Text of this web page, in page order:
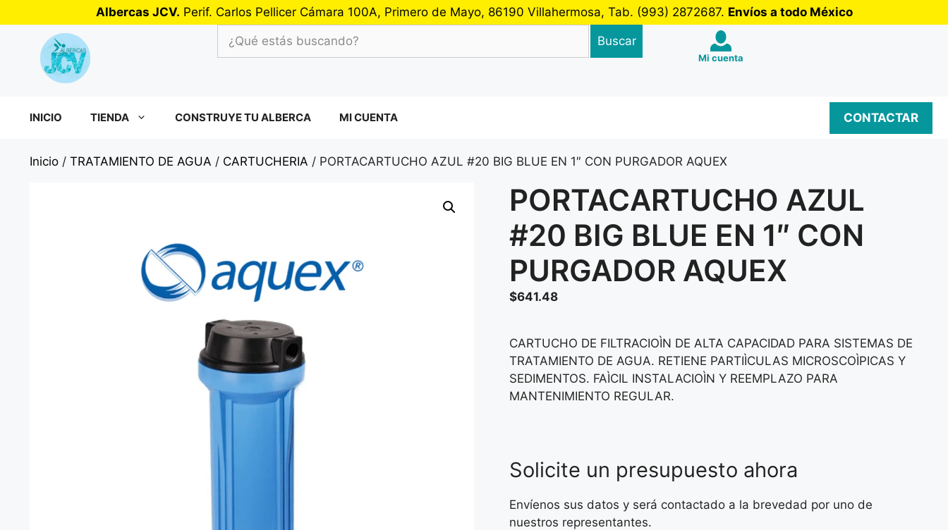
al
contenido
Albercas JCV. Perif. Carlos Pellicer Cámara 100A, Primero de Mayo, 86190 Villahermosa, Tab. (993) 2872687. Envíos a todo México
¿Qué
estás
Buscar
Mi cuenta
INICIO TIENDA CONSTRUYE TU ALBERCA MI CUENTA CONTACTAR
Inicio / TRATAMIENTO DE AGUA / CARTUCHERIA / PORTACARTUCHO AZUL #20 BIG BLUE EN 1″ CON PURGADOR AQUEX
PORTACARTUCHO AZUL
#20 BIG BLUE EN 1″ CON
PURGADOR AQUEX
$641.48
CARTUCHO DE FILTRACIOÌN DE ALTA CAPACIDAD PARA SISTEMAS DE
TRATAMIENTO DE AGUA. RETIENE PARTIÌCULAS MICROSCOÌPICAS Y
SEDIMENTOS. FAÌCIL INSTALACIOÌN Y REEMPLAZO PARA
MANTENIMIENTO REGULAR.
Solicite un presupuesto ahora
Envíenos sus datos y será contactado a la brevedad por uno de
nuestros representantes.